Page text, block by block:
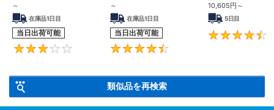
～
在庫品1日目
当日出荷可能
3
～
在庫品1日目
当日出荷可能
10,605円 ～
5日目
類似品を再検索